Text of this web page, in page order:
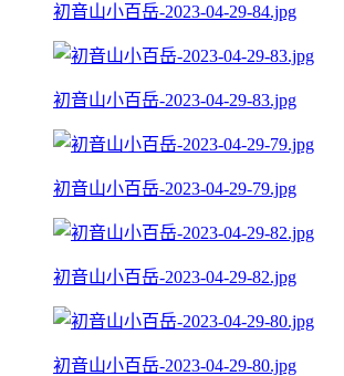
初音山小百岳-2023-04-29-84.jpg
初音山小百岳-2023-04-29-83.jpg
初音山小百岳-2023-04-29-79.jpg
初音山小百岳-2023-04-29-82.jpg
初音山小百岳-2023-04-29-80.jpg